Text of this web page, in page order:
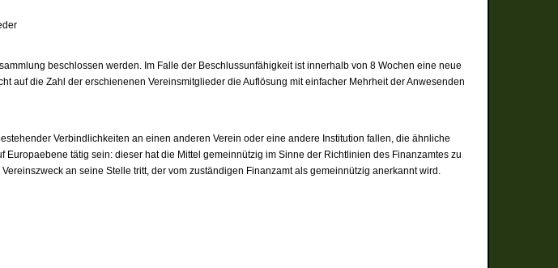
beschlossen werden. Im Falle der Beschlussunfähigkeit ist innerhalb von 8 Wochen eine neue
auf die Zahl der erschienenen Vereinsmitglieder die Auflösung mit einfacher Mehrheit der Anwesenden
Verbindlichkeiten an einen anderen Verein oder eine andere Institution fallen, die ähnliche
tätig sein: dieser hat die Mittel gemeinnützig im Sinne der Richtlinien des Finanzamtes zu
an seine Stelle tritt, der vom zuständigen Finanzamt als gemeinnützig anerkannt wird.